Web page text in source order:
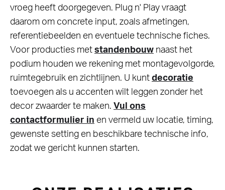
vroeg heeft doorgegeven. Plug n' Play vraagt
daarom om concrete input, zoals afmetingen,
referentiebeelden en eventuele technische fiches.
Voor producties met standenbouw naast het
podium houden we rekening met montagevolgorde,
ruimtegebruik en zichtlijnen. U kunt decoratie
toevoegen als u accenten wilt leggen zonder het
decor zwaarder te maken. Vul ons
contactformulier in en vermeld uw locatie, timing,
gewenste setting en beschikbare technische info,
zodat we gericht kunnen starten.